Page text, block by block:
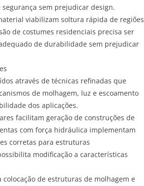
sem prejudicar design.
viabilizam soltura rápida de regiões
de costumes residenciais precisa ser
de durabilidade sem prejudicar
através de técnicas refinadas que
de molhagem, luz e escoamento
dos aplicações.
facilitam geração de construções de
com força hidráulica implementam
corretas para estruturas
modificação a características
de estruturas de molhagem e